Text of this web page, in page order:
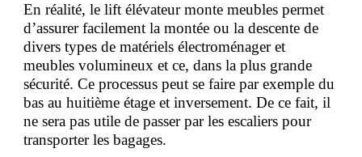
En réalité, le lift élévateur monte meubles permet
d’assurer facilement la montée ou la descente de
divers types de matériels électroménager et
meubles volumineux et ce, dans la plus grande
sécurité. Ce processus peut se faire par exemple du
bas au huitième étage et inversement. De ce fait, il
ne sera pas utile de passer par les escaliers pour
transporter les bagages.